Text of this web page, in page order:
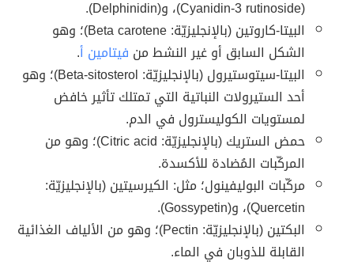
(Cyanidin-3 rutinoside)، و(Delphinidin).
البيتا-كاروتين (بالإنجليزيّة: Beta carotene)؛ وهو
الشكل السابق أو غير النشط من فيتامين أ.
البيتا-سيتوستيرول (بالإنجليزيّة: Beta-sitosterol)؛ وهو
أحد الستيرولات النباتية التي تمتلك تأثير خافض
لمستويات الكوليسترول في الدم.
حمض الستريك (بالإنجليزيّة: Citric acid)؛ وهو من
المركّبات المُضادة للأكسدة.
مركّبات البوليفينول؛ مثل: الكيرسيتين (بالإنجليزيّة:
Quercetin)، و(Gossypetin).
البكتين (بالإنجليزيّة: Pectin)؛ وهو من الألياف الغذائية
القابلة للذوبان في الماء.